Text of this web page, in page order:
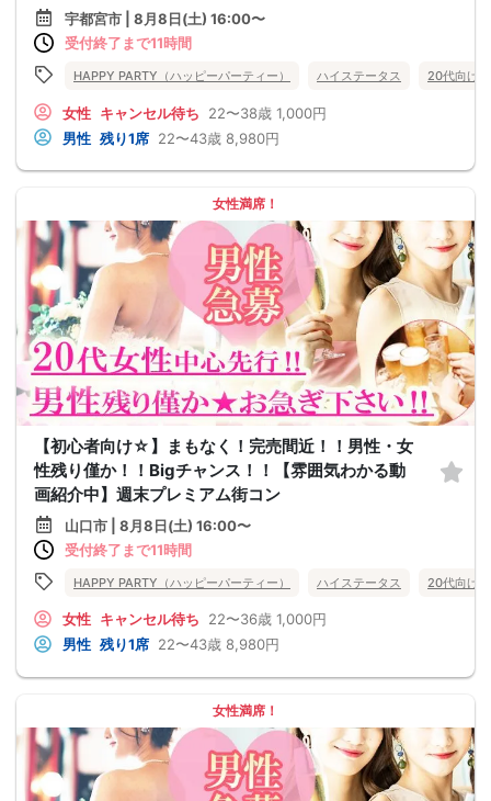
宇都宮市 | 8月8日(土) 16:00〜
受付終了まで11時間
HAPPY PARTY（ハッピーパーティー） ハイステータス 20代向け
女性 キャンセル待ち 22〜38歳 1,000円
男性 残り1席 22〜43歳 8,980円
女性満席！
【初心者向け☆】まもなく！完売間近！！男性・女
性残り僅か！！Bigチャンス！！【雰囲気わかる動
画紹介中】週末プレミアム街コン
山口市 | 8月8日(土) 16:00〜
受付終了まで11時間
HAPPY PARTY（ハッピーパーティー） ハイステータス 20代向け
女性 キャンセル待ち 22〜36歳 1,000円
男性 残り1席 22〜43歳 8,980円
女性満席！